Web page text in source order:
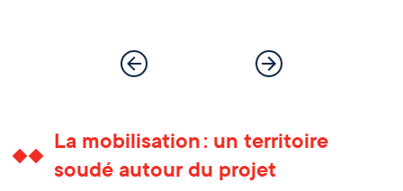
La mobilisation : un territoire
soudé autour du projet